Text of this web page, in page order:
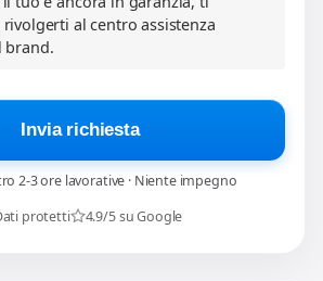
al centro assistenza
brand.
Invia richiesta
2-3 ore lavorative · Niente impegno
protetti
4.9/5 su Google